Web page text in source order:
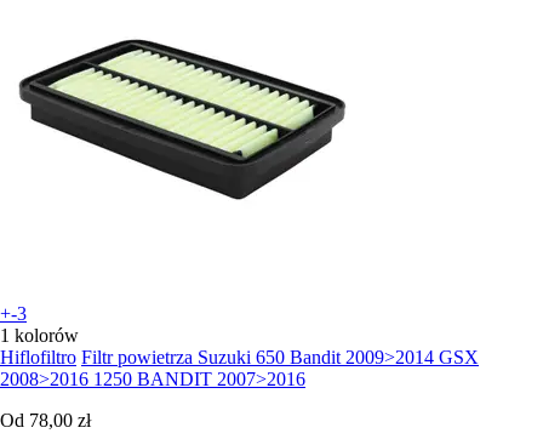
+-3
1 kolorów
Hiflofiltro Filtr powietrza Suzuki 650 Bandit 2009>2014 GSX
2008>2016 1250 BANDIT 2007>2016
Od 78,00 zł